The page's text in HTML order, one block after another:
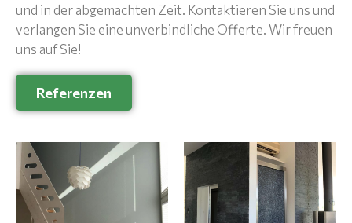
und in der abgemachten Zeit. Kontaktieren Sie uns und
verlangen Sie eine unverbindliche Offerte. Wir freuen
uns auf Sie!
Referenzen